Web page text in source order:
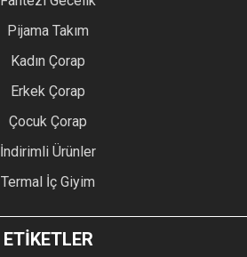
Pijama Takım
Kadın Çorap
Erkek Çorap
Çocuk Çorap
İndirimli Ürünler
Termal İç Giyim
ETİKETLER